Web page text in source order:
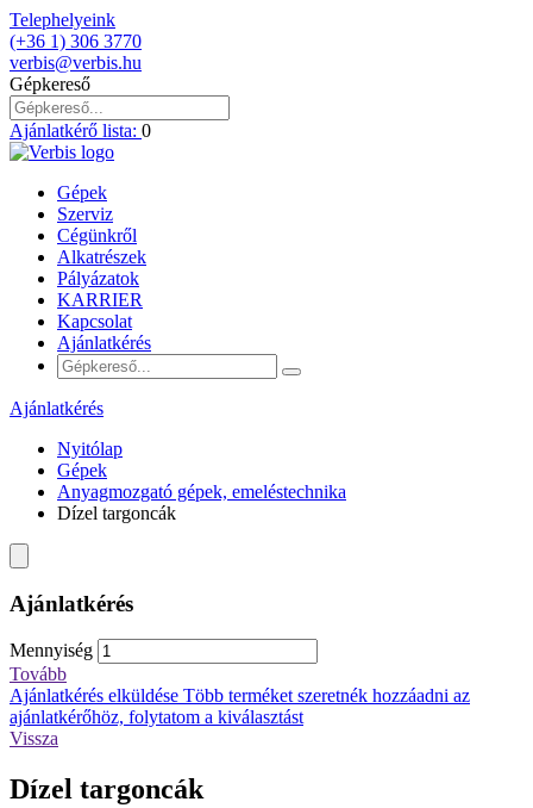
Telephelyeink
(+36 1) 306 3770
verbis@verbis.hu
Gépkereső
Ajánlatkérő lista: 0
Gépek
Szerviz
Cégünkről
Alkatrészek
Pályázatok
KARRIER
Kapcsolat
Ajánlatkérés
Ajánlatkérés
Nyitólap
Gépek
Anyagmozgató gépek, emeléstechnika
Dízel targoncák
Ajánlatkérés
Mennyiség
Tovább
Ajánlatkérés elküldése Több terméket szeretnék hozzáadni az
ajánlatkérőhöz, folytatom a kiválasztást
Vissza
Dízel targoncák